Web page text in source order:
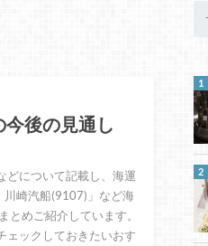
後の見通し
どについて記載し、海運
崎汽船(9107)」など海
めご紹介しています。
ェックしておきたいおす